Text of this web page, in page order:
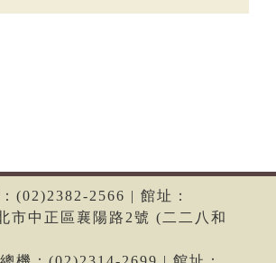
(02)2382-2566 | 館址：
市中正區襄陽路2號 (二二八和